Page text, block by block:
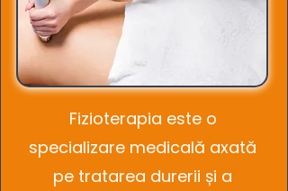
Fizioterapia este o
specializare medicală axată
pe tratarea durerii și a